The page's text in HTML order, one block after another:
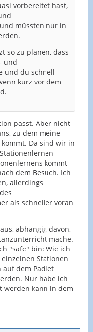
vorbereitet hast,
müssten nur in
so zu planen, dass
und
und du schnell
kurz vor dem
passt. Aber nicht
zu dem meine
Da sind wir in
kommt
dem Besuch. Ich
allerdings
als schneller voran
abhängig davon,
mache.
"safe" bin: Wie ich
Stationen
auf dem Padlet
Nur habe ich
werden kann in dem